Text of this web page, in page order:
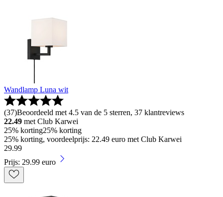
Wandlamp Luna wit
(37)Beoordeeld met 4.5 van de 5 sterren, 37 klantreviews
22.49 met Club Karwei
25% korting25% korting
25% korting, voordeelprijs: 22.49 euro met Club Karwei
29.99
Prijs: 29.99 euro